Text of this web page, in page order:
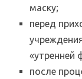
маску;
перед
«утренней
после